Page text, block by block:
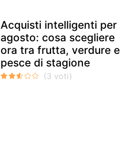
Acquisti intelligenti per
agosto: cosa scegliere
ora tra frutta, verdure e
pesce di stagione